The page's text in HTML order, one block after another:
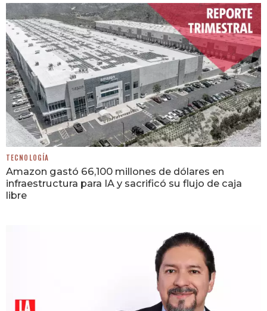
TECNOLOGÍA
Amazon gastó 66,100 millones de dólares en
infraestructura para IA y sacrificó su flujo de caja
libre